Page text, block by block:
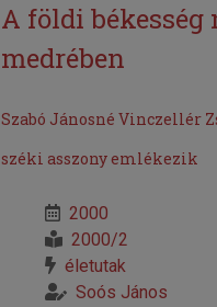
A földi békesség
medrében
Szabó Jánosné Vinczellér
széki asszony emlékezik
2000
2000/2
életutak
Soós János